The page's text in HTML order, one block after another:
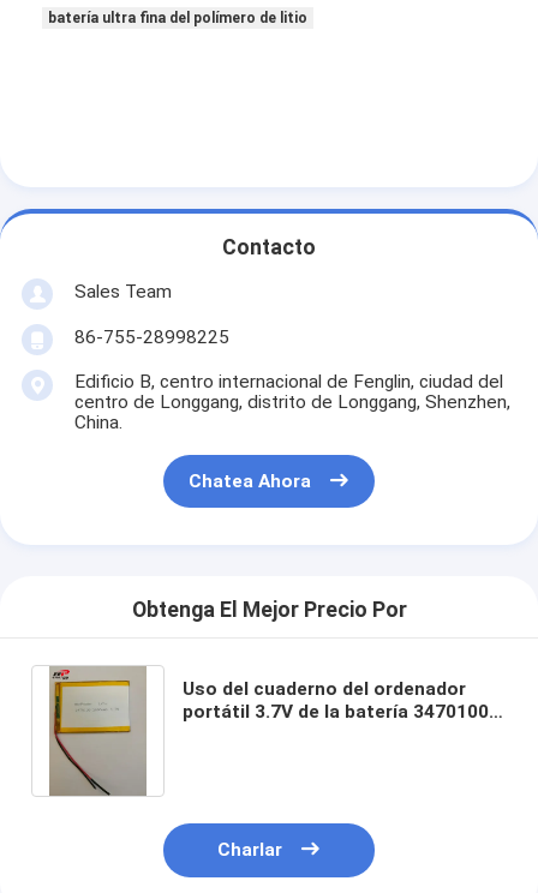
Chatea Ahora
De polímero de litio
baterías recargables NiCd
LCD cargador de batería
paquetes de baterías de NiMH
batería del alumbrado de seguridad
Batería de Li Socl2
Batería de litio primaria
batería ultra fina del polímero de litio
Contacto
Sales Team
86-755-28998225
Edificio B, centro internacional de Fenglin, ciudad del
centro de Longgang, distrito de Longgang, Shenzhen,
China.
Chatea Ahora
Obtenga El Mejor Precio Por
Uso del cuaderno del ordenador
portátil 3.7V de la batería 3470100
Charlar